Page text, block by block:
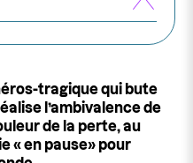
tragique qui bute
l’ambivalence de
de la perte, au
« en pause» pour